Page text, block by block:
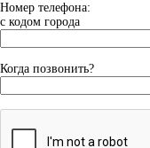
Номер телефона:
с кодом города
Когда позвонить?